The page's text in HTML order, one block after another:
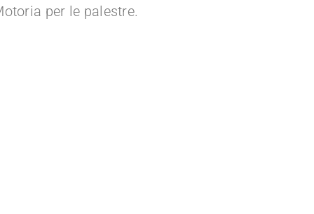
per le palestre.